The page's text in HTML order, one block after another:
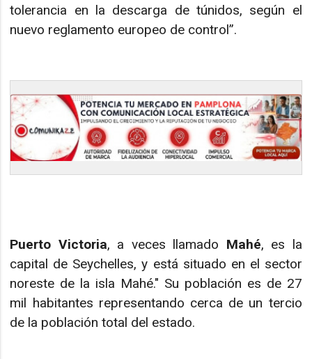
tolerancia en la descarga de túnidos, según el
nuevo reglamento europeo de control”.
Puerto Victoria, a veces llamado Mahé, es la
capital de Seychelles, y está situado en el sector
noreste de la isla Mahé." Su población es de 27
mil habitantes representando cerca de un tercio
de la población total del estado.